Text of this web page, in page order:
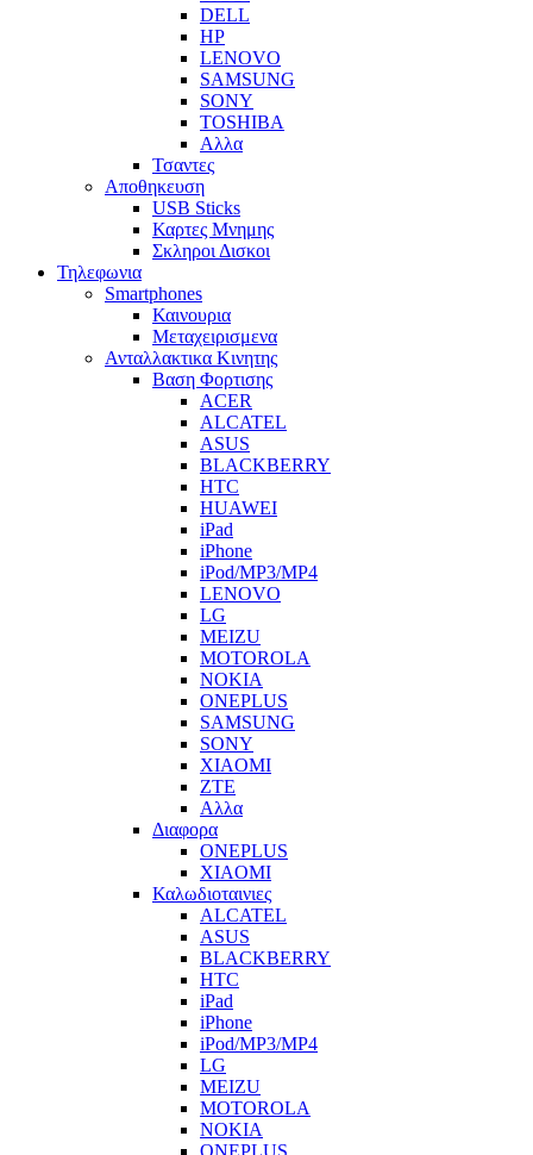
DELL
HP
LENOVO
SAMSUNG
SONY
TOSHIBA
Αλλα
Τσαντες
Αποθηκευση
USB Sticks
Καρτες Μνημης
Σκληροι Δισκοι
Τηλεφωνια
Smartphones
Καινουρια
Μεταχειρισμενα
Ανταλλακτικα Κινητης
Βαση Φορτισης
ACER
ALCATEL
ASUS
BLACKBERRY
HTC
HUAWEI
iPad
iPhone
iPod/MP3/MP4
LENOVO
LG
MEIZU
MOTOROLA
NOKIA
ONEPLUS
SAMSUNG
SONY
XIAOMI
ZTE
Αλλα
Διαφορα
ONEPLUS
XIAOMI
Καλωδιοταινιες
ALCATEL
ASUS
BLACKBERRY
HTC
iPad
iPhone
iPod/MP3/MP4
LG
MEIZU
MOTOROLA
NOKIA
ONEPLUS